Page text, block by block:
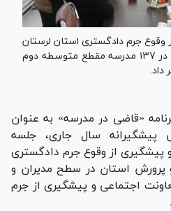
وقوع جرم دادگستری استان لرستان
از اجرای طرح قاضی در مدرسه در ۱۳۷ مدرسه مقطع متوسطه دوم
داد.
«قاضی در مدرسه» به عنوان
پیشگیرانه سال جاری، جلسه
از وقوع جرم دادگستری
پرورش استان در سطح مدیران و
اجتماعی و پیشگیری از جرم